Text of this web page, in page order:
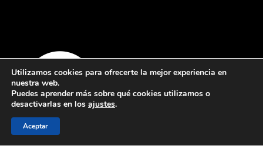
Utilizamos cookies para ofrecerte la mejor experiencia en
nuestra web.
Puedes aprender más sobre qué cookies utilizamos o
desactivarlas en los ajustes.
Aceptar